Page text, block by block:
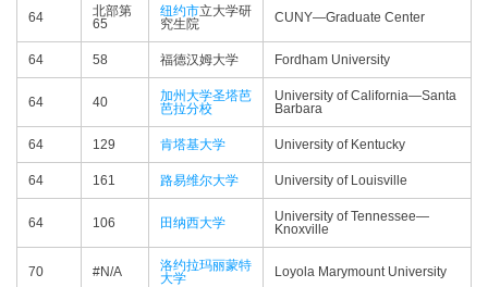
64
北部第
65
纽约市立大学研
究生院
CUNY—​Graduate Center
64 58 福德汉姆大学 Fordham University
64 40
加州大学圣塔芭
芭拉分校
University of California—​Santa
Barbara
64 129 肯塔基大学 University of Kentucky
64 161 路易维尔大学 University of Louisville
64 106 田纳西大学
University of Tennessee—​
Knoxville
70 #N/A
洛约拉玛丽蒙特
大学
Loyola Marymount University